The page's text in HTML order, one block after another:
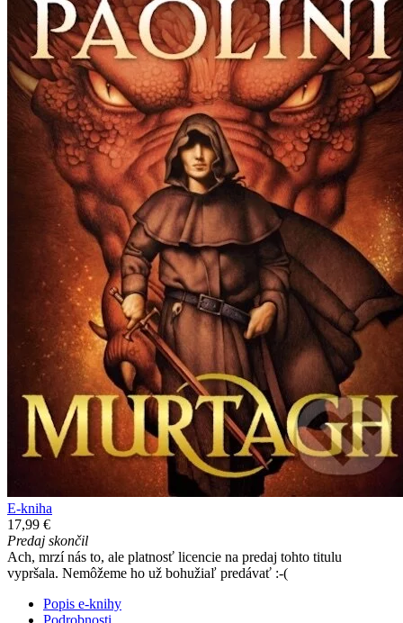
E-kniha
17,99 €
Predaj skončil
Ach, mrzí nás to, ale platnosť licencie na predaj tohto titulu
vypršala. Nemôžeme ho už bohužiaľ predávať :-(
Popis e-knihy